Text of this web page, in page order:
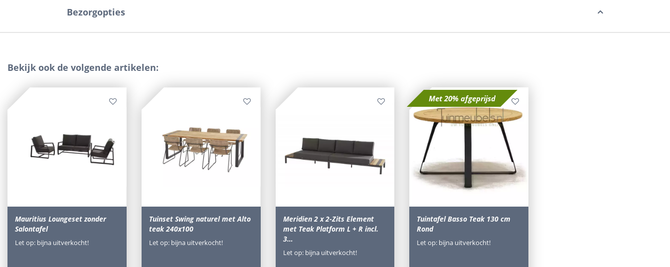
Bezorgopties
Bekijk ook de volgende artikelen:
Mauritius Loungeset zonder
Salontafel
Let op: bijna uitverkocht!
Tuinset Swing naturel met Alto
teak 240x100
Let op: bijna uitverkocht!
Meridien 2 x 2-Zits Element
met Teak Platform L + R incl.
3…
Let op: bijna uitverkocht!
Met 20% afgeprijsd
Tuintafel Basso Teak 130 cm
Rond
Let op: bijna uitverkocht!